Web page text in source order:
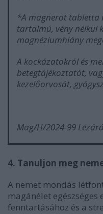
*A magnerot
tartalmú, vény nélkül
magnéziumhiány
A kockázatokról és
betegtájékoztatót,
kezelőorvosát,
Mag/H/2024-99
4. Tanuljon meg
A nemet mondás
magánélet egészséges
fenntartásához és a